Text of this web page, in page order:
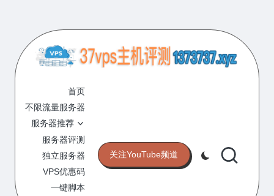
content
7
V
P
S
主
的
VPS
首页
不限流量服务器
服务器推荐
服务器评测
独立服务器
VPS优惠码
一键脚本
关注YouTube频道